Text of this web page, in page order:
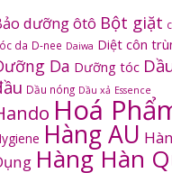
dưỡng ôtô Bột giặt
da D-nee Daiwa Diệt côn
Da Dưỡng tóc
Dầu nóng Dầu xả Essence
Hoá
Hàng AU
Hàng Hàn